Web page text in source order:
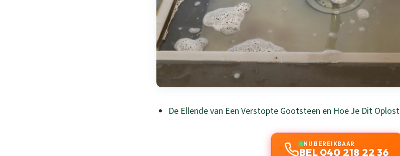
De Ellende van Een Verstopte Gootsteen en Hoe Je Dit Oplost
NU BEREIKBAAR
BEL 040 218 22 36